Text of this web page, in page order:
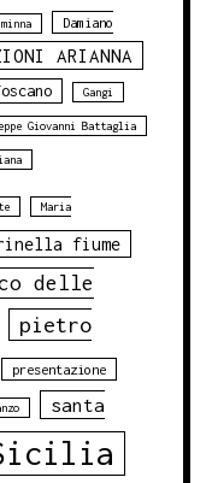
Damiano
ARIANNA
Gangi
Giovanni Battaglia
Maria
fiume
delle
pietro
presentazione
santa